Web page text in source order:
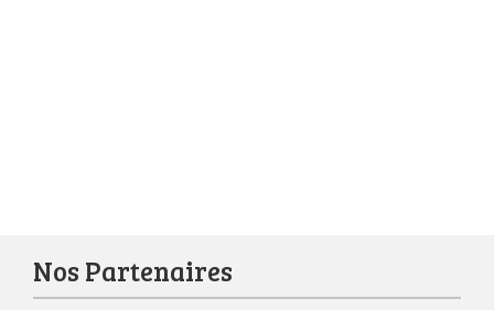
Nos Partenaires